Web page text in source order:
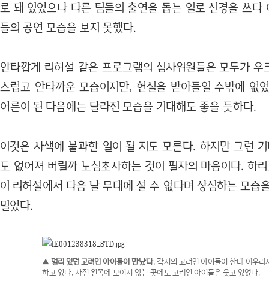
로 돼 있었으나 다른 팀들의 출연을 돕는 일로 신경을 쓰다
들의 공연 모습을 보지 못했다.
안타깝게 리허설 같은 프로그램의 심사위원들은 모두가 우
스럽고 안타까운 모습이지만, 현실을 받아들일 수밖에 없
어른이 된 다음에는 달라진 모습을 기대해도 좋을 듯하다.
이것은 사색에 불과한 일이 될 지도 모른다. 하지만 그런
도 없어져 버릴까 노심초사하는 것이 필자의 마음이다. 하
이 리허설에서 다음 날 무대에 설 수 없다며 상심하는 모습
밀었다.
▲ 멀리 있던 고려인 아이들이 만났다.각지의 고려인 아이들이 한데 어우러
하고 있다. 사진 왼쪽에 보이지 않는 곳에도 고려인 아이들은 웃고 있었다.